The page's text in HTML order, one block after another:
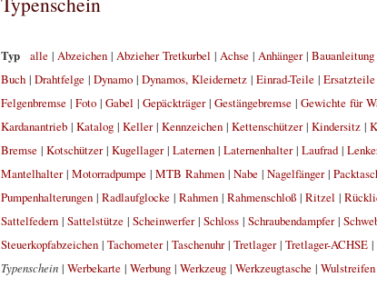
Typ alle| Abzeichen| Abzieher Tretkurbel | Achse| Anhänger| Bauanleitung
Buch| Drahtfelge| Dynamo| Dynamos, Kleidernetz| Einrad-Teile| Ersatzteile
Felgenbremse| Foto| Gabel | Gepäckträger| Gestängebremse| Gewichte für
Kardanantrieb| Katalog| Keller| Kennzeichen| Kettenschützer| Kindersitz|
Bremse| Kotschützer| Kugellager| Laternen| Laternenhalter| Laufrad|
Mantelhalter| Motorradpumpe| MTB Rahmen| Nabe| Nagelfänger|
Pumpenhalterungen| Radlaufglocke| Rahmen| Rahmenschloß| Ritzel |
Sattelfedern| Sattelstütze| Scheinwerfer| Schloss| Schraubendampfer|
Steuerkopfabzeichen| Tachometer| Taschenuhr| Tretlager| Tretlager-ACHSE|
Typenschein| Werbekarte| Werbung| Werkzeug| Werkzeugtasche| Wulstreifen